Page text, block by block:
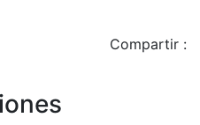
Compartir :